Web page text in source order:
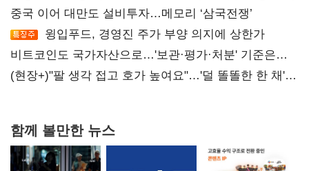
중국 이어 대만도 설비투자…메모리 ‘삼국전쟁’
윙입푸드, 경영진 주가 부양 의지에 상한가
비트코인도 국가자산으로…'보관·평가·처분' 기준은
숙제
(현장+)"팔 생각 접고 호가 높여요"…'덜 똘똘한 한 채'
함께 볼만한 뉴스